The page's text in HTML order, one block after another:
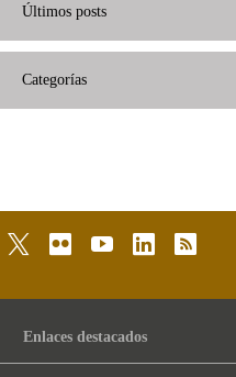
Últimos posts
Categorías
twitterflickr youtubelinkedinrss
Enlaces destacados